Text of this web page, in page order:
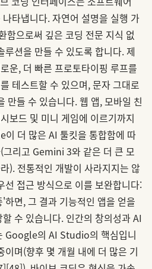
타냅니다. 자연어 설명을 실행 가
함으로써 깊은 코딩 전문 지식 없
루션을 만들 수 있도록 합니다. 제
운, 더 빠른 프로토타이핑 루프를
테스트할 수 있으며, 문자 그대로
만들 수 있습니다. 웹 앱, 모바일 친
보드 및 미니 게임에 이르기까지
더 많은 AI 툴킷을 통합함에 따
그리고 Gemini 3와 같은 더 큰 모
). 전통적인 개발이 사라지지는 않
선 접근 방식으로 이를 보완합니다:
면, 그 결과 기능적인 앱을 얻을
수 있습니다. 인간의 창의성과 AI
Google의 AI Studio의 핵심입니
이며(향후 몇 개월 내에 더 많은 기